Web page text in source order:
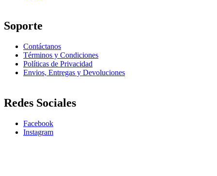
Soporte
Contáctanos
Términos y Condiciones
Políticas de Privacidad
Envios, Entregas y Devoluciones
Redes Sociales
Facebook
Instagram